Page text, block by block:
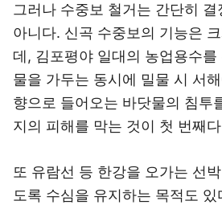
그러나 수중보 철거는 간단히
아니다. 신곡 수중보의 기능은
데, 김포평야 일대의 농업용수
물을 가두는 동시에 밀물 시 서
향으로 들어오는 바닷물의 침투
지의 피해를 막는 것이 첫 번째
또 유람선 등 한강을 오가는 선
도록 수심을 유지하는 목적도